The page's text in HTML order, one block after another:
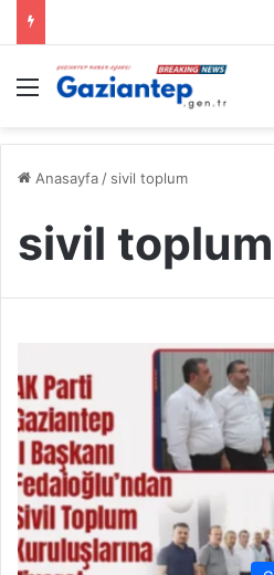
Menü
Anasayfa / sivil toplum
sivil toplum